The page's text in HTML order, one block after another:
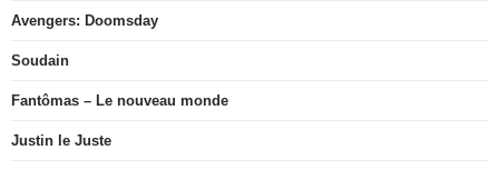
Avengers: Doomsday
Soudain
Fantômas – Le nouveau monde
Justin le Juste